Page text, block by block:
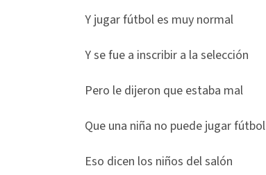
Y jugar fútbol es muy normal
Y se fue a inscribir a la selección
Pero le dijeron que estaba mal
Que una niña no puede jugar fútbol
Eso dicen los niños del salón